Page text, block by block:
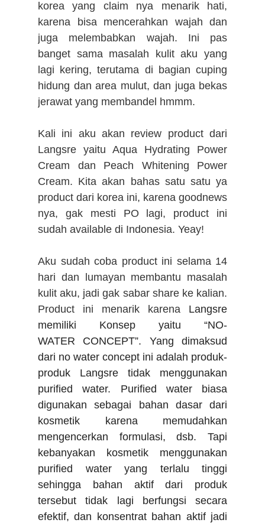
korea yang claim nya menarik hati,
karena bisa mencerahkan wajah dan
juga melembabkan wajah. Ini pas
banget sama masalah kulit aku yang
lagi kering, terutama di bagian cuping
hidung dan area mulut, dan juga bekas
jerawat yang membandel hmmm.
Kali ini aku akan review product dari
Langsre yaitu Aqua Hydrating Power
Cream dan Peach Whitening Power
Cream. Kita akan bahas satu satu ya
product dari korea ini, karena goodnews
nya, gak mesti PO lagi, product ini
sudah available di Indonesia. Yeay!
Aku sudah coba product ini selama 14
hari dan lumayan membantu masalah
kulit aku, jadi gak sabar share ke kalian.
Product ini menarik karena Langsre
memiliki Konsep yaitu “NO-
WATER CONCEPT”. Yang dimaksud
dari no water concept ini adalah produk-
produk Langsre tidak menggunakan
purified water. Purified water biasa
digunakan sebagai bahan dasar dari
kosmetik karena memudahkan
mengencerkan formulasi, dsb. Tapi
kebanyakan kosmetik menggunakan
purified water yang terlalu tinggi
sehingga bahan aktif dari produk
tersebut tidak lagi berfungsi secara
efektif, dan konsentrat bahan aktif jadi